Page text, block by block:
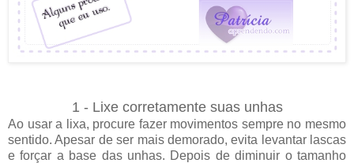
1 - Lixe corretamente suas unhas
Ao usar a lixa, procure fazer movimentos sempre no mesmo
sentido. Apesar de ser mais demorado, evita levantar lascas
e forçar a base das unhas. Depois de diminuir o tamanho